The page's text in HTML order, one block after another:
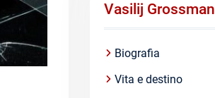
Vasilij Grossman
Biografia
Vita e destino